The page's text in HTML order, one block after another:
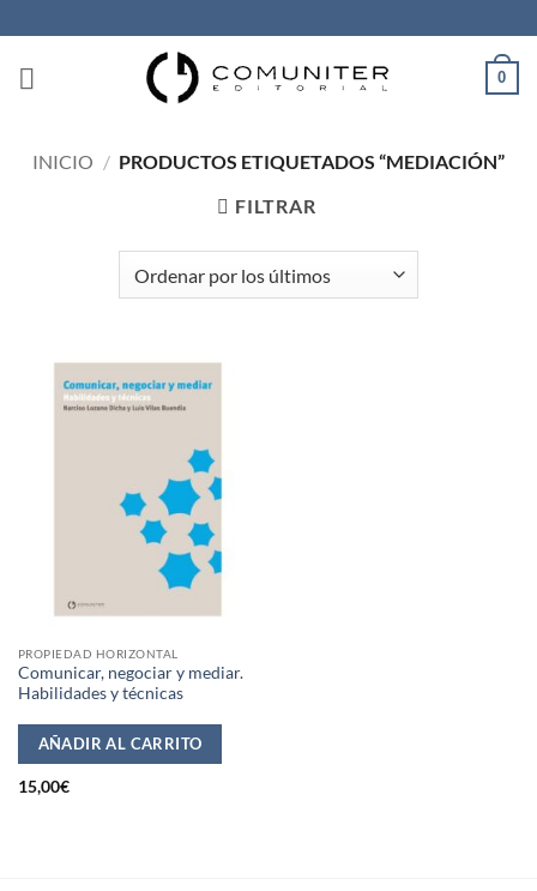
al
contenido
0
INICIO / PRODUCTOS ETIQUETADOS “MEDIACIÓN”
FILTRAR
PROPIEDAD HORIZONTAL
Comunicar, negociar y mediar.
Habilidades y técnicas
AÑADIR AL CARRITO
15,00€